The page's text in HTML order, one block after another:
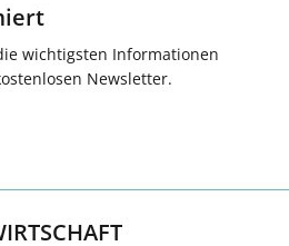
wichtigsten Informationen
Newsletter.